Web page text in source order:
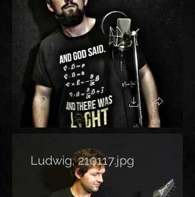
Ludwig, 210117.jpg